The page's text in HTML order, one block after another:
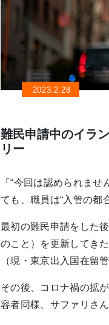
2023.2.28
難民申請中のイラ
リー
「“今回は認められま
ても、職員は“入管の都
最初の難民申請をした
のこと）を更新してき
（現・東京出入国在留
その後、コロナ禍の拡
容者同様、サファリさ